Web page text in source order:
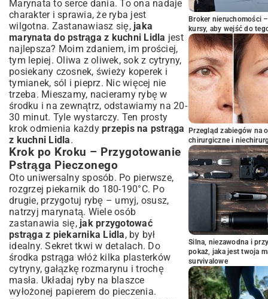
Marynata to serce dania. To ona nadaje
charakter i sprawia, że ryba jest
wilgotna. Zastanawiasz się, jaka
marynata do pstrąga z kuchni Lidla jest
najlepsza? Moim zdaniem, im prościej,
tym lepiej. Oliwa z oliwek, sok z cytryny,
posiekany czosnek, świeży koperek i
tymianek, sól i pieprz. Nic więcej nie
trzeba. Mieszamy, nacieramy rybę w
środku i na zewnątrz, odstawiamy na 20-
30 minut. Tyle wystarczy. Ten prosty
krok odmienia każdy przepis na pstrąga
z kuchni Lidla.
Krok po Kroku – Przygotowanie
Pstrąga Pieczonego
Oto uniwersalny sposób. Po pierwsze,
rozgrzej piekarnik do 180-190°C. Po
drugie, przygotuj rybę – umyj, osusz,
natrzyj marynatą. Wiele osób
zastanawia się, jak przygotować
pstrąga z piekarnika Lidla, by był
idealny. Sekret tkwi w detalach. Do
środka pstrąga włóż kilka plasterków
cytryny, gałązkę rozmarynu i trochę
masła. Układaj ryby na blaszce
wyłożonej papierem do pieczenia.
Broker nieruchomości
kursy, aby wejść do
Przegląd zabiegów na
chirurgiczne i
Silna, niezawodna i
pokaż, jaka jest twoja
survivalowe